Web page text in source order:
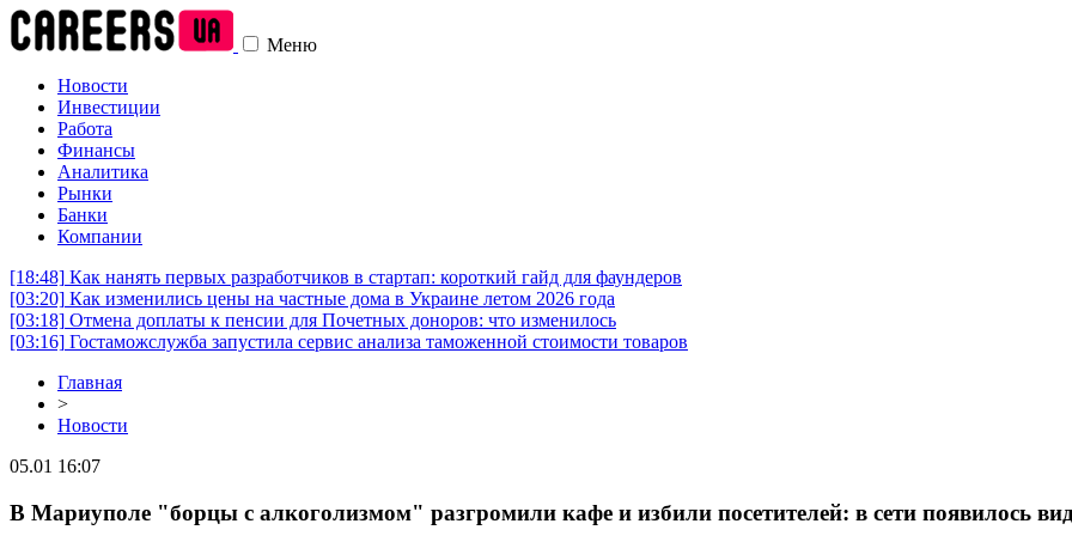
Меню
Новости
Инвестиции
Работа
Финансы
Аналитика
Рынки
Банки
Компании
[18:48] Как нанять первых разработчиков в стартап: короткий гайд для фаундеров
[03:20] Как изменились цены на частные дома в Украине летом 2026 года
[03:18] Отмена доплаты к пенсии для Почетных доноров: что изменилось
[03:16] Гостаможслужба запустила сервис анализа таможенной стоимости товаров
Главная
>
Новости
05.01 16:07
В Мариуполе "борцы с алкоголизмом" разгромили кафе и избили посетителей: в сети появилось